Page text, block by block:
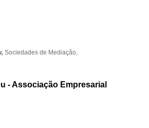
Sociedades de Mediação,
- Associação Empresarial